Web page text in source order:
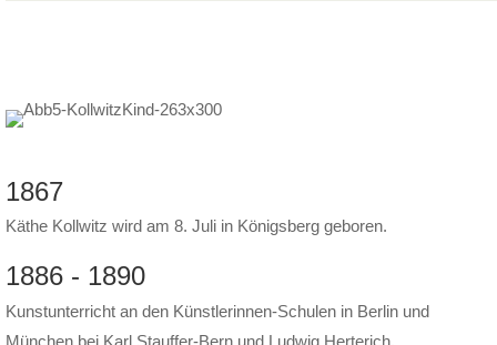
1867
Käthe Kollwitz wird am 8. Juli in Königsberg geboren.
1886 - 1890
Kunstunterricht an den Künstlerinnen-Schulen in Berlin und